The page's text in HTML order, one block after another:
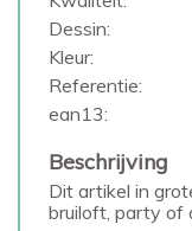
Dessin:
Kleur:
Referentie:
ean13:
Beschrijving
Dit artikel in
bruiloft, party of